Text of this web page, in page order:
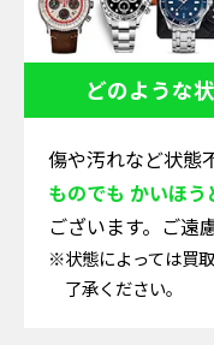
どのような
傷や汚れなど状態
ものでも かいほ
ございます。ご遠
※状態によっては買
了承ください。